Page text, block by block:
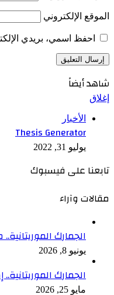
الموقع الإلكتروني
احفظ اسمي، بريدي
شاهد أيضاً
إغلاق
الأخبار
Thesis Generator
يوليو 31, 2022
تابعنا على فيسبوك
مقالات وآراء
الجمارك
يونيو 8, 2026
الجمارك
مايو 25, 2026